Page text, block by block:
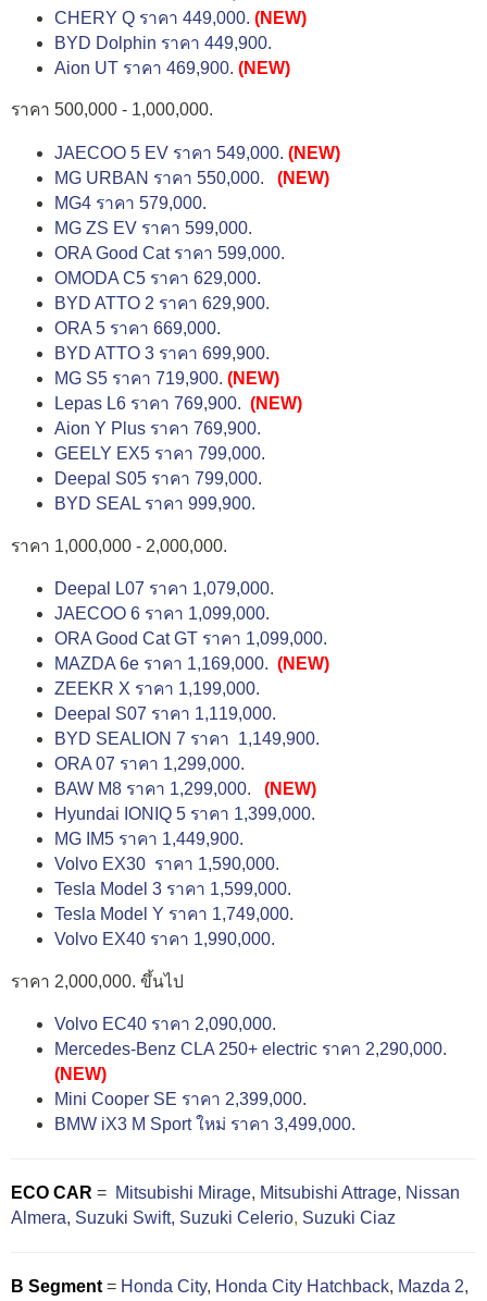
CHERY Q ราคา 449,000. (NEW)
BYD Dolphin ราคา 449,900.
Aion UT ราคา 469,900. (NEW)
ราคา 500,000 - 1,000,000.
JAECOO 5 EV ราคา 549,000. (NEW)
MG URBAN ราคา 550,000.
(NEW)
MG4 ราคา 579,000.
MG ZS EV ราคา 599,000.
ORA Good Cat ราคา 599,000.
OMODA C5 ราคา 629,000.
BYD ATTO 2 ราคา 629,900.
ORA 5 ราคา 669,000.
BYD ATTO 3 ราคา 699,900.
MG S5 ราคา 719,900. (NEW)
Lepas L6 ราคา 769,900. (NEW)
Aion Y Plus ราคา 769,900.
GEELY EX5 ราคา 799,000.
Deepal S05 ราคา 799,000.
BYD SEAL ราคา 999,900.
ราคา 1,000,000 - 2,000,000.
Deepal L07 ราคา 1,079,000.
JAECOO 6 ราคา 1,099,000.
ORA Good Cat GT ราคา 1,099,000.
MAZDA 6e ราคา 1,169,000. (NEW)
ZEEKR X ราคา 1,199,000.
Deepal S07 ราคา 1,119,000.
BYD SEALION 7 ราคา 1,149,900.
ORA 07 ราคา 1,299,000.
BAW M8 ราคา 1,299,000.
(NEW)
Hyundai IONIQ 5 ราคา 1,399,000.
MG IM5 ราคา 1,449,900.
Volvo EX30 ราคา 1,590,000.
Tesla Model 3 ราคา 1,599,000.
Tesla Model Y ราคา 1,749,000.
Volvo EX40 ราคา 1,990,000.
ราคา 2,000,000. ขึ้นไป
Volvo EC40 ราคา 2,090,000.
Mercedes-Benz CLA 250+ electric ราคา 2,290,000.
(NEW)
Mini Cooper SE ราคา 2,399,000.
BMW iX3 M Sport ใหม่ ราคา 3,499,000.
ECO CAR = Mitsubishi Mirage, Mitsubishi Attrage, Nissan
Almera, Suzuki Swift, Suzuki Celerio, Suzuki Ciaz
B Segment = Honda City, Honda City Hatchback, Mazda 2,